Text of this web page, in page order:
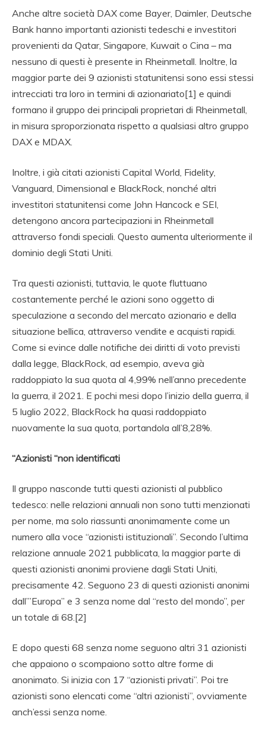
Anche altre società DAX come Bayer, Daimler, Deutsche
Bank hanno importanti azionisti tedeschi e investitori
provenienti da Qatar, Singapore, Kuwait o Cina – ma
nessuno di questi è presente in Rheinmetall. Inoltre, la
maggior parte dei 9 azionisti statunitensi sono essi stessi
intrecciati tra loro in termini di azionariato[1] e quindi
formano il gruppo dei principali proprietari di Rheinmetall,
in misura sproporzionata rispetto a qualsiasi altro gruppo
DAX e MDAX.
Inoltre, i già citati azionisti Capital World, Fidelity,
Vanguard, Dimensional e BlackRock, nonché altri
investitori statunitensi come John Hancock e SEI,
detengono ancora partecipazioni in Rheinmetall
attraverso fondi speciali. Questo aumenta ulteriormente il
dominio degli Stati Uniti.
Tra questi azionisti, tuttavia, le quote fluttuano
costantemente perché le azioni sono oggetto di
speculazione a secondo del mercato azionario e della
situazione bellica, attraverso vendite e acquisti rapidi.
Come si evince dalle notifiche dei diritti di voto previsti
dalla legge, BlackRock, ad esempio, aveva già
raddoppiato la sua quota al 4,99% nell’anno precedente
la guerra, il 2021. E pochi mesi dopo l’inizio della guerra, il
5 luglio 2022, BlackRock ha quasi raddoppiato
nuovamente la sua quota, portandola all’8,28%.
“Azionisti “non identificati
Il gruppo nasconde tutti questi azionisti al pubblico
tedesco: nelle relazioni annuali non sono tutti menzionati
per nome, ma solo riassunti anonimamente come un
numero alla voce “azionisti istituzionali”. Secondo l’ultima
relazione annuale 2021 pubblicata, la maggior parte di
questi azionisti anonimi proviene dagli Stati Uniti,
precisamente 42. Seguono 23 di questi azionisti anonimi
dall’”Europa” e 3 senza nome dal “resto del mondo”, per
un totale di 68.[2]
E dopo questi 68 senza nome seguono altri 31 azionisti
che appaiono o scompaiono sotto altre forme di
anonimato. Si inizia con 17 “azionisti privati”. Poi tre
azionisti sono elencati come “altri azionisti”, ovviamente
anch’essi senza nome.